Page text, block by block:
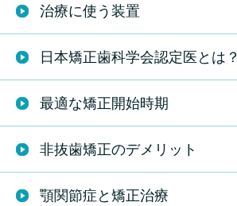
治療に使う装置
日本矯正歯科学会認定医とは？
最適な矯正開始時期
非抜歯矯正のデメリット
顎関節症と矯正治療